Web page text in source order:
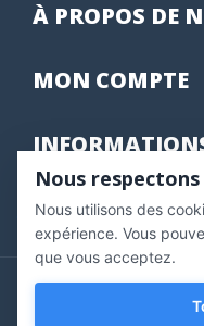
À PROPOS DE
MON COMPTE
Marchand approuvé par
pour vérifier .
Copyright © 2020
Nous
Nous utilisons des
expérience. Vous
que vous acceptez.